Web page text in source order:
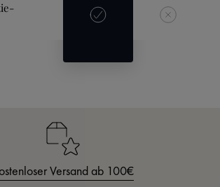
Versand ab 100€